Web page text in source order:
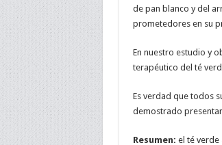
de pan blanco y del
prometedores en su
En nuestro estudio y
terapéutico del té
Es verdad que todos
demostrado
Resumen: el té verde